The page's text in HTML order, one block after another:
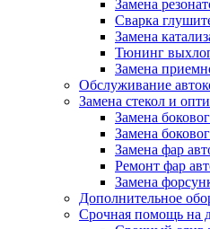
Замена
Сварка
Замена
Тюнинг
Замена
Обслуживание
Замена стекол и
Замена
Замена
Замена фар
Ремонт фар
Замена
Дополнительное
Срочная помощь на